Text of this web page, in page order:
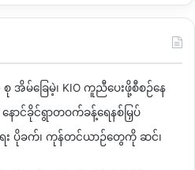
အိမ်ခြေမဲ့၊ KIO ကူညီပေးဖို့စီစဉ်နေ
ောင်ခိုင်ရွာတဝက်ခန့်ရေနစ်မြှပ်
ေး ပိုခက်၊ ကုန်တင်ယာဉ်တွေကို ဆင်၊